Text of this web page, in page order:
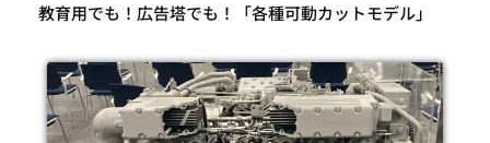
教育用でも！広告塔でも！「各種可動カットモデル」